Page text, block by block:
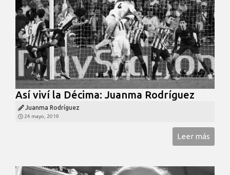
Así viví la Décima: Juanma Rodríguez
Juanma Rodríguez
24 mayo, 2019
Leer más